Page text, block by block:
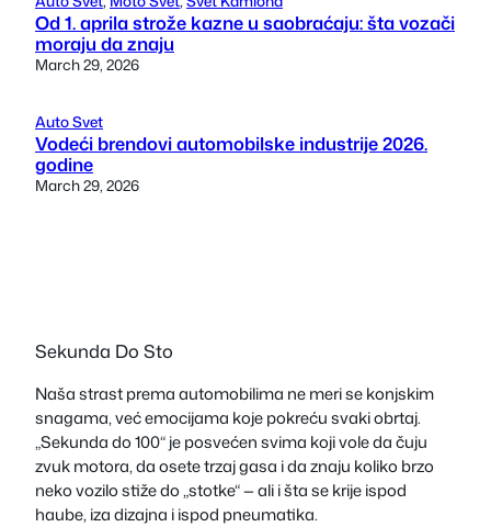
Od 1. aprila strože kazne u saobraćaju: šta vozači
moraju da znaju
March 29, 2026
Auto Svet
Vodeći brendovi automobilske industrije 2026.
godine
March 29, 2026
Sekunda Do Sto
Naša strast prema automobilima ne meri se konjskim
snagama, već emocijama koje pokreću svaki obrtaj.
„Sekunda do 100“ je posvećen svima koji vole da čuju
zvuk motora, da osete trzaj gasa i da znaju koliko brzo
neko vozilo stiže do „stotke“ — ali i šta se krije ispod
haube, iza dizajna i ispod pneumatika.